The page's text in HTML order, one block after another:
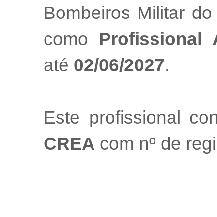
Bombeiros Militar
como Profissional
até 02/06/2027.
Este profissional
CREA com nº de